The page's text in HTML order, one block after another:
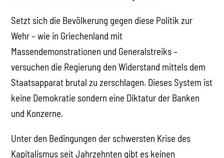
Setzt sich die Bevölkerung gegen diese Politik zur
Wehr – wie in Griechenland mit
Massendemonstrationen und Generalstreiks –
versuchen die Regierung den Widerstand mittels dem
Staatsapparat brutal zu zerschlagen. Dieses System ist
keine Demokratie sondern eine Diktatur der Banken
und Konzerne.
Unter den Bedingungen der schwersten Krise des
Kapitalismus seit Jahrzehnten gibt es keinen